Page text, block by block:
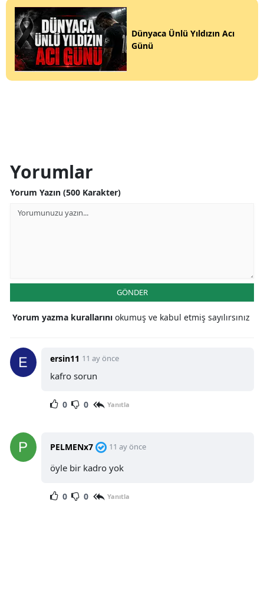
Dünyaca Ünlü Yıldızın Acı
Günü
Yorumlar
Yorum Yazın (500 Karakter)
GÖNDER
Yorum yazma kurallarını okumuş ve kabul etmiş sayılırsınız
ersin11 11 ay önce
kafro sorun
0 0 Yanıtla
PELMENx7 11 ay önce
öyle bir kadro yok
0 0 Yanıtla